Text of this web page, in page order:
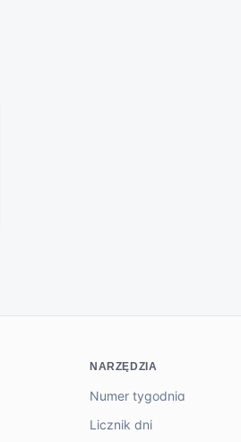
NARZĘDZIA
Numer tygodnia
Licznik dni